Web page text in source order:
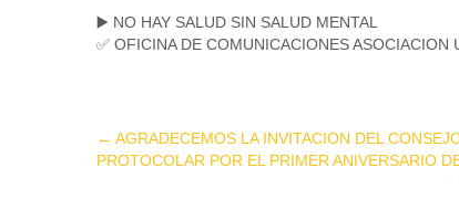
▶️ NO HAY SALUD SIN SALUD MENTAL
✅ OFICINA DE COMUNICACIONES ASOCIACION
P
o
← AGRADECEMOS LA INVITACION DEL
PROTOCOLAR POR EL PRIMER ANIVERSARIO